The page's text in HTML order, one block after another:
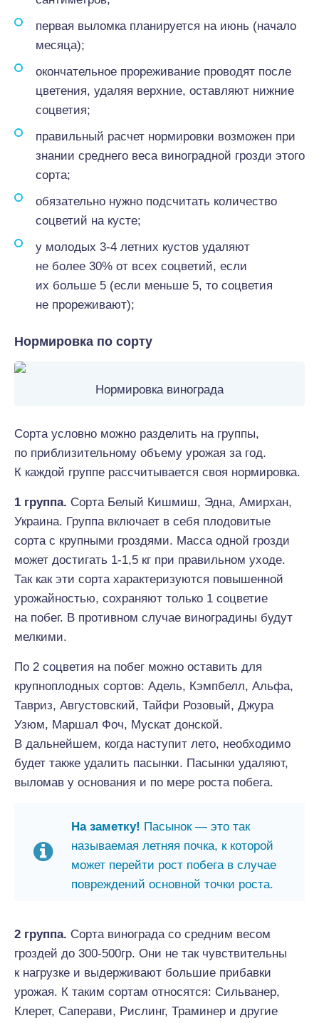
первая выломка планируется на июнь (начало
месяца);
окончательное прореживание проводят после
цветения, удаляя верхние, оставляют нижние
соцветия;
правильный расчет нормировки возможен при
знании среднего веса виноградной грозди этого
сорта;
обязательно нужно подсчитать количество
соцветий на кусте;
у молодых 3-4 летних кустов удаляют
не более 30% от всех соцветий, если
их больше 5 (если меньше 5, то соцветия
не прореживают);
Нормировка по сорту
Нормировка винограда
Сорта условно можно разделить на группы,
по приблизительному объему урожая за год.
К каждой группе рассчитывается своя нормировка.
1 группа. Сорта Белый Кишмиш, Эдна, Амирхан,
Украина. Группа включает в себя плодовитые
сорта с крупными гроздями. Масса одной грозди
может достигать 1-1,5 кг при правильном уходе.
Так как эти сорта характеризуются повышенной
урожайностью, сохраняют только 1 соцветие
на побег. В противном случае виноградины будут
мелкими.
По 2 соцветия на побег можно оставить для
крупноплодных сортов: Адель, Кэмпбелл, Альфа,
Тавриз, Августовский, Тайфи Розовый, Джура
Узюм, Маршал Фоч, Мускат донской.
В дальнейшем, когда наступит лето, необходимо
будет также удалить пасынки. Пасынки удаляют,
выломав у основания и по мере роста побега.
На заметку! Пасынок — это так
называемая летняя почка, к которой
может перейти рост побега в случае
повреждений основной точки роста.
2 группа. Сорта винограда со средним весом
гроздей до 300-500гр. Они не так чувствительны
к нагрузке и выдерживают большие прибавки
урожая. К таким сортам относятся: Сильванер,
Клерет, Саперави, Рислинг, Траминер и другие